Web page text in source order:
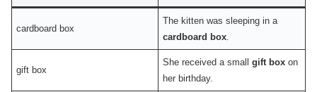
cardboard box
The kitten was sleeping in a
cardboard box
gift box
She received a smallgift box on
her birthday.